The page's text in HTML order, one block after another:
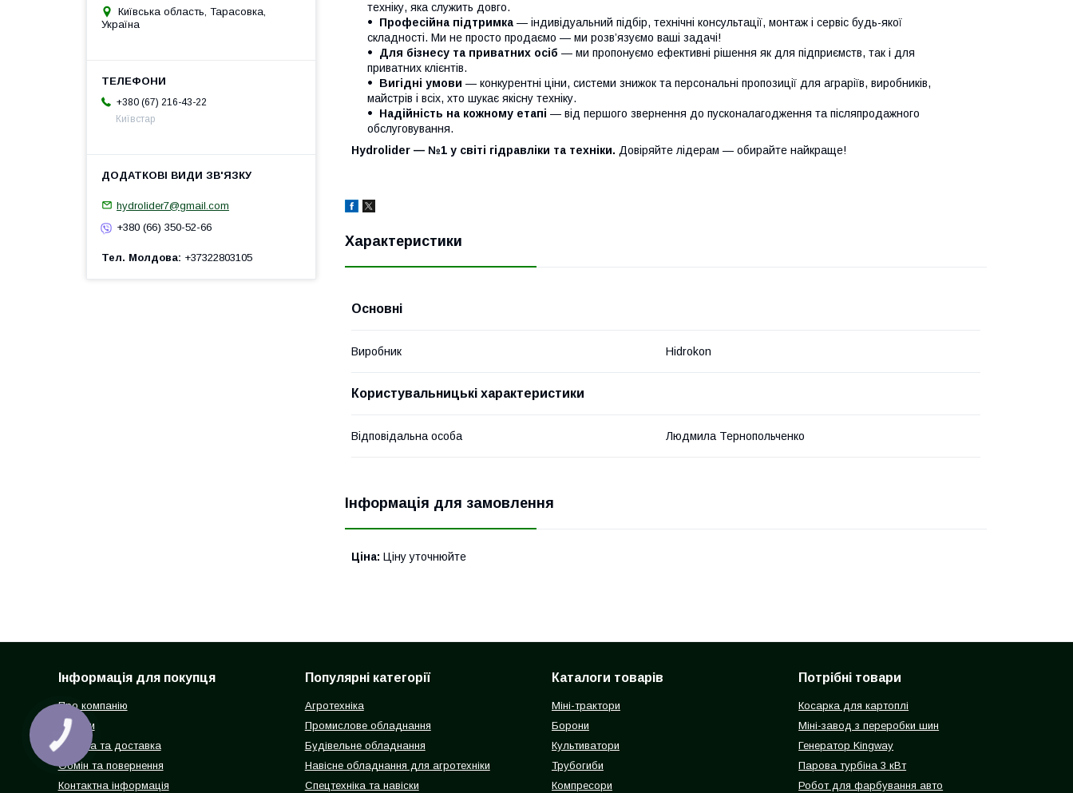
техніку, яка служить довго.
Професійна підтримка — індивідуальний підбір, технічні консультації, монтаж і сервіс будь-якої
складності. Ми не просто продаємо — ми розв’язуємо ваші задачі!
Для бізнесу та приватних осіб — ми пропонуємо ефективні рішення як для підприємств, так і для
приватних клієнтів.
Вигідні умови — конкурентні ціни, системи знижок та персональні пропозиції для аграріїв, виробників,
майстрів і всіх, хто шукає якісну техніку.
Надійність на кожному етапі — від першого звернення до пусконалагодження та післяпродажного
обслуговування.
Hydrolider — №1 у світі гідравліки та техніки. Довіряйте лідерам — обирайте найкраще!
Характеристики
Основні
Виробник Hidrokon
Користувальницькі характеристики
Відповідальна особа Людмила Тернопольченко
Інформація для замовлення
Ціна: Ціну уточнюйте
Київська область, Тарасовка,
Україна
+380 (67) 216-43-22
Київстар
hydrolider7@gmail.com
+380 (66) 350-52-66
Тел. Молдова +37322803105
Інформація для покупця
Про компанію
Відгуки
Оплата та доставка
Обмін та повернення
Контактна інформація
Популярні категорії
Агротехніка
Промислове обладнання
Будівельне обладнання
Навісне обладнання для агротехніки
Спецтехніка та навіски
Каталоги товарів
Міні-трактори
Борони
Культиватори
Трубогиби
Компресори
Потрібні товари
Косарка для картоплі
Міні-завод з переробки шин
Генератор Kingway
Парова турбіна 3 кВт
Робот для фарбування авто
КНОПКА
ЗВ'ЯЗКУ